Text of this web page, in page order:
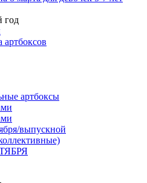
год
артбоксов
артбоксы
выпускной